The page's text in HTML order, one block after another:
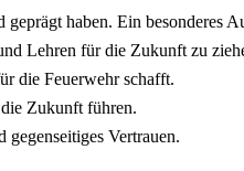
haben. Ein besonderes
Lehren für die Zukunft zu
die Feuerwehr schafft.
Zukunft führen.
gegenseitiges Vertrauen.